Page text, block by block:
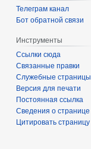
Телеграм канал
Бот обратной связи
Инструменты
Ссылки сюда
Связанные правки
Служебные страницы
Версия для печати
Постоянная ссылка
Сведения о странице
Цитировать страницу